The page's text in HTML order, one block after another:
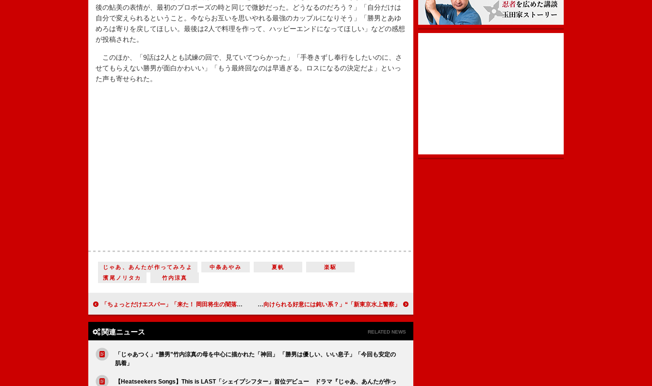
後の鮎美の表情が、最初のプロポーズの時と同じで微妙だった。どうなるのだろう？」「自分だけは
自分で変えられるということ。今ならお互いを思いやれる最強のカップルになりそう」「勝男とあゆ
めろは寄りを戻してほしい。最後は2人で料理を作って、ハッピーエンドになってほしい」などの感想
が投稿された。
このほか、「9話は2人とも試練の回で、見ていてつらかった」「手巻きずし奉行をしたいのに、さ
せてもらえない勝男が面白かわいい」「もう最終回なのは早過ぎる。ロスになるの決定だよ」といっ
た声も寄せられた。
じゃあ、あんたが作ってみろよ 中条あやみ 夏帆
楽駆
濱尾ノリタカ
竹内涼真
「ちょっとだけエスパー」「来た！ 岡田将生の闇落ち演技」「すごみが増してきた。もう“ちょっとだけ”どころじゃない」 「新東京水上警察」“碇”佐藤隆太、“礼子”山下美月の好意に気付く！？ 「碇さん、自分に向けられる好意には鈍い系？」
関連ニュース RELATED NEWS
「じゃあつく」“勝男”竹内涼真の母を中心に描かれた「神回」 「勝男は優しい、いい息子」「今回も安定の
肌着」
【Heatseekers Songs】This is LAST「シェイプシフター」首位デビュー ドラマ『じゃあ、あんたが作っ